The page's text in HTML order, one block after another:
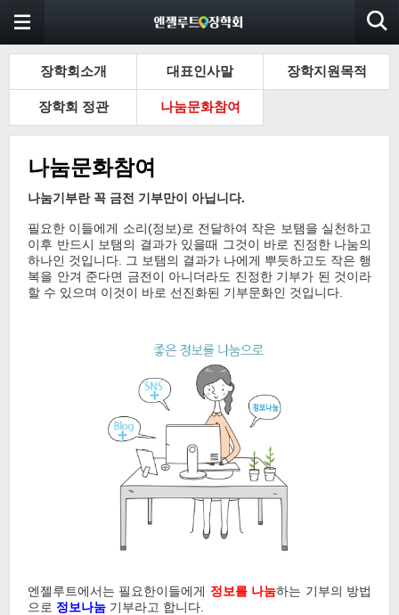
장학회소개 대표인사말 장학지원목적
장학회 정관 나눔문화참여
나눔문화참여
나눔기부란 꼭 금전 기부만이 아닙니다.
필요한 이들에게 소리(정보)로 전달하여 작은 보탬을 실천하고
이후 반드시 보탬의 결과가 있을때 그것이 바로 진정한 나눔의
하나인 것입니다. 그 보탬의 결과가 나에게 뿌듯하고도 작은 행
복을 안겨 준다면 금전이 아니더라도 진정한 기부가 된 것이라
할 수 있으며 이것이 바로 선진화된 기부문화인 것입니다.
엔젤루트에서는 필요한이들에게 정보를 나눔하는 기부의 방법
으로 정보나눔 기부라고 합니다.